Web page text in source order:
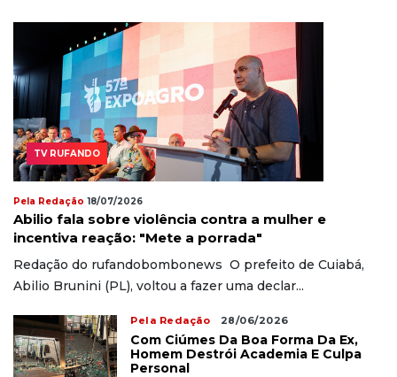
TV RUFANDO
Pela Redação 18/07/2026
Abilio fala sobre violência contra a mulher e
incentiva reação: "Mete a porrada"
Redação do rufandobombonews O prefeito de Cuiabá,
Abilio Brunini (PL), voltou a fazer uma declar...
Pela Redação 28/06/2026
Com Ciúmes Da Boa Forma Da Ex,
Homem Destrói Academia E Culpa
Personal